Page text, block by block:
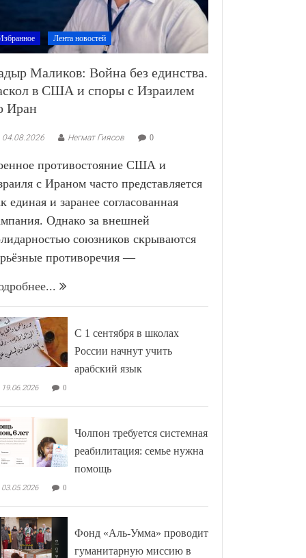
Лента новостей
Маликов: Война без единства.
в США и споры с Израилем
Иран
04.08.2026 Негмат Гиясов 0
противостояние США и
с Ираном часто представляется
единая и заранее согласованная
Однако за внешней
союзников скрываются
противоречия —
С 1 сентября в школах
России начнут учить
арабский язык
19.06.2026 0
Чолпон требуется системная
реабилитация: семье нужна
помощь
03.05.2026 0
Фонд «Аль-Умма» проводит
гуманитарную миссию в